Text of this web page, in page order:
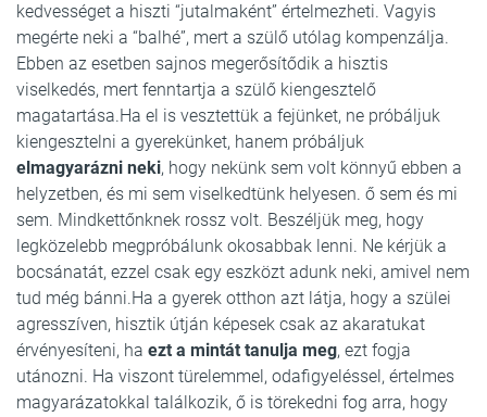
kedvességet a hiszti “jutalmaként” értelmezheti. Vagyis
megérte neki a “balhé”, mert a szülő utólag kompenzálja.
Ebben az esetben sajnos megerősítődik a hisztis
viselkedés, mert fenntartja a szülő kiengesztelő
magatartása.Ha el is vesztettük a fejünket, ne próbáljuk
kiengesztelni a gyerekünket, hanem próbáljuk
elmagyarázni neki, hogy nekünk sem volt könnyű ebben a
helyzetben, és mi sem viselkedtünk helyesen. ő sem és mi
sem. Mindkettőnknek rossz volt. Beszéljük meg, hogy
legközelebb megpróbálunk okosabbak lenni. Ne kérjük a
bocsánatát, ezzel csak egy eszközt adunk neki, amivel nem
tud még bánni.Ha a gyerek otthon azt látja, hogy a szülei
agresszíven, hisztik útján képesek csak az akaratukat
érvényesíteni, ha ezt a mintát tanulja meg, ezt fogja
utánozni. Ha viszont türelemmel, odafigyeléssel, értelmes
magyarázatokkal találkozik, ő is törekedni fog arra, hogy